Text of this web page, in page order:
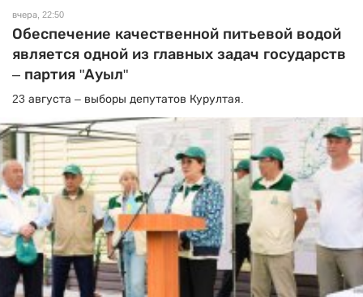
вчера, 22:50
Обеспечение качественной питьевой водой
является одной из главных задач государств
– партия "Ауыл"
23 августа – выборы депутатов Курултая.